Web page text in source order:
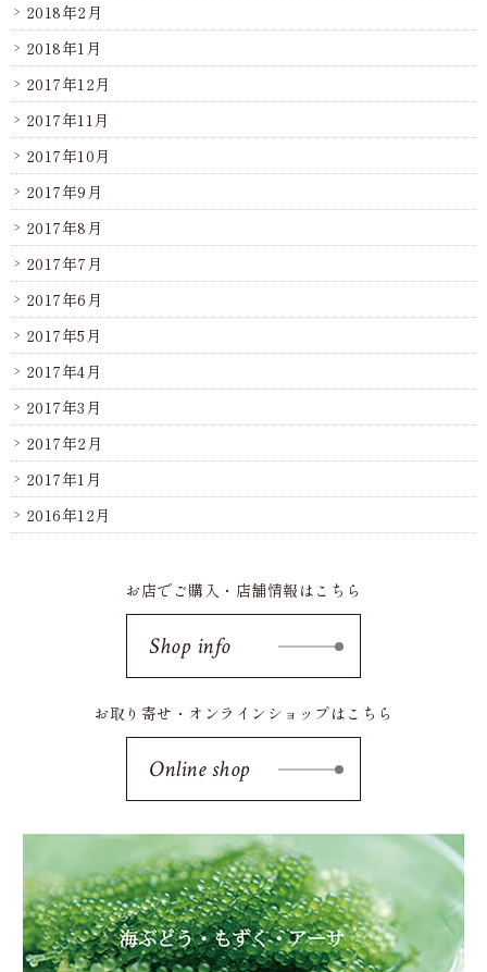
2018年2月
2018年1月
2017年12月
2017年11月
2017年10月
2017年9月
2017年8月
2017年7月
2017年6月
2017年5月
2017年4月
2017年3月
2017年2月
2017年1月
2016年12月
お店でご購入・店舗情報はこちら
Shop info
お取り寄せ・オンラインショップはこちら
Online shop